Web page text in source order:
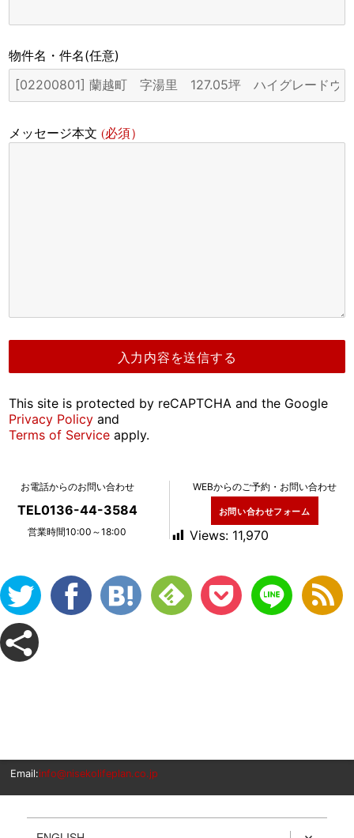
物件名・件名(任意)
メッセージ本文(必須）
This site is protected by reCAPTCHA and the Google
Privacy Policy and
Terms of Service apply.
お電話からのお問い合わせ
TEL0136-44-3584
営業時間10:00～18:00
WEBからのご予約・お問い合わせ
お問い合わせフォーム
Views: 11,970
Email:info@nisekolifeplan.co.jp